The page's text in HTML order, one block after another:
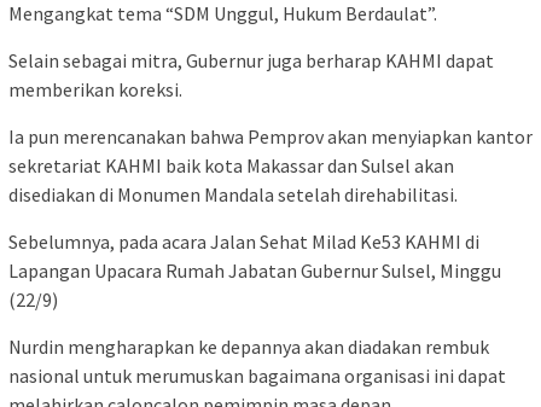
Mengangkat tema “SDM Unggul, Hukum Berdaulat”.
Selain sebagai mitra, Gubernur juga berharap KAHMI dapat
memberikan koreksi.
Ia pun merencanakan bahwa Pemprov akan menyiapkan kantor
sekretariat KAHMI baik kota Makassar dan Sulsel akan
disediakan di Monumen Mandala setelah direhabilitasi.
Sebelumnya, pada acara Jalan Sehat Milad Ke53 KAHMI di
Lapangan Upacara Rumah Jabatan Gubernur Sulsel, Minggu
(22/9)
Nurdin mengharapkan ke depannya akan diadakan rembuk
nasional untuk merumuskan bagaimana organisasi ini dapat